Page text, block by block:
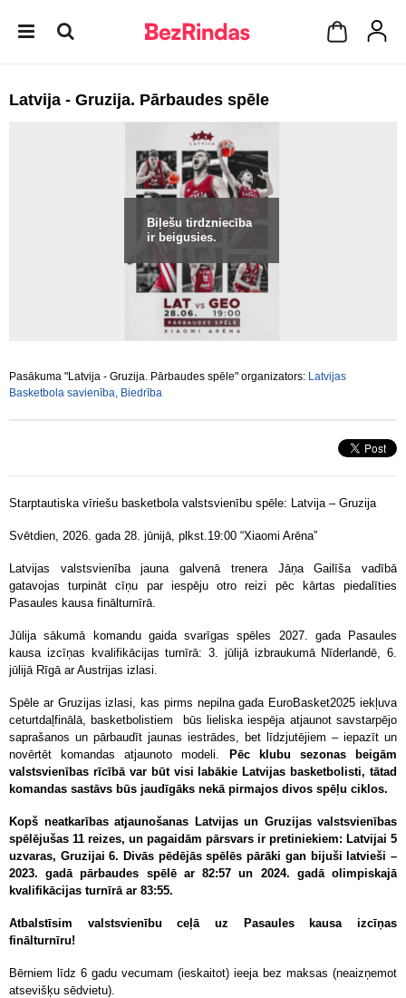
Latvija - Gruzija. Pārbaudes spēle
Biļešu tirdzniecība
ir beigusies.
Pasākuma "Latvija - Gruzija. Pārbaudes spēle" organizators: Latvijas
Basketbola savienība, Biedrība
Starptautiska vīriešu basketbola valstsvienību spēle: Latvija – Gruzija
Svētdien, 2026. gada 28. jūnijā, plkst.19:00 “Xiaomi Arēna”
Latvijas valstsvienība jauna galvenā trenera Jāņa Gailīša vadībā
gatavojas turpināt cīņu par iespēju otro reizi pēc kārtas piedalīties
Pasaules kausa finālturnīrā.
Jūlija sākumā komandu gaida svarīgas spēles 2027. gada Pasaules
kausa izcīņas kvalifikācijas turnīrā: 3. jūlijā izbraukumā Nīderlandē, 6.
jūlijā Rīgā ar Austrijas izlasi.
Spēle ar Gruzijas izlasi, kas pirms nepilna gada EuroBasket2025 iekļuva
ceturtdaļfinālā, basketbolistiem būs lieliska iespēja atjaunot savstarpējo
saprašanos un pārbaudīt jaunas iestrādes, bet līdzjutējiem – iepazīt un
novērtēt komandas atjaunoto modeli.
Pēc klubu sezonas beigām
valstsvienības rīcībā var būt visi labākie Latvijas basketbolisti, tātad
komandas sastāvs būs jaudīgāks nekā pirmajos divos spēļu ciklos.
Kopš neatkarības atjaunošanas Latvijas un Gruzijas valstsvienības
spēlējušas 11 reizes, un pagaidām pārsvars ir pretiniekiem: Latvijai 5
uzvaras, Gruzijai 6. Divās pēdējās spēlēs pārāki gan bijuši latvieši –
2023. gadā pārbaudes spēlē ar 82:57 un 2024. gadā olimpiskajā
kvalifikācijas turnīrā ar 83:55.
Atbalstīsim valstsvienību ceļā uz Pasaules kausa izcīņas
finālturnīru!
Bērniem līdz 6 gadu vecumam (ieskaitot) ieeja bez maksas (neaizņemot
atsevišķu sēdvietu).